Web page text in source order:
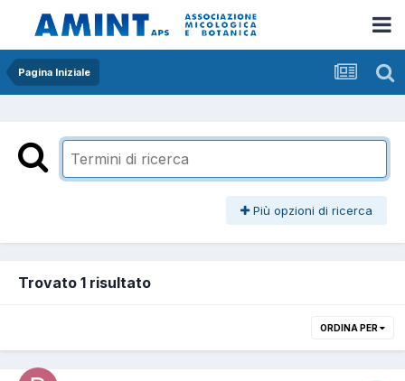
Pagina Iniziale
Più opzioni di ricerca
Trovato 1 risultato
ORDINA PER